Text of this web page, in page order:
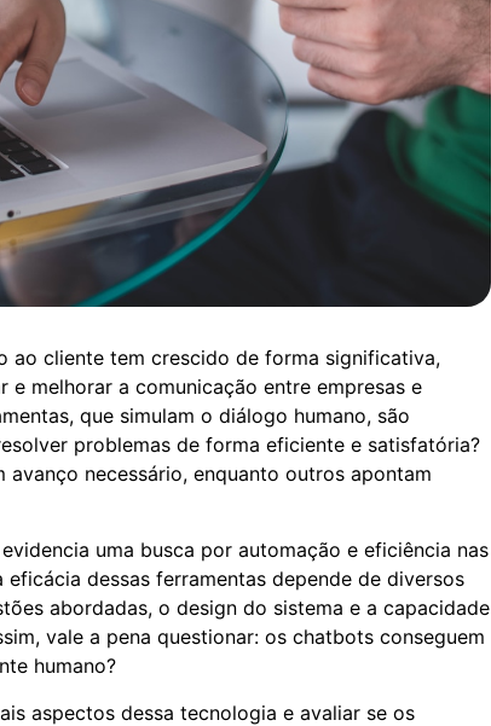
ao cliente tem crescido de forma significativa,
melhorar a comunicação entre empresas e
que simulam o diálogo humano, são
problemas de forma eficiente e satisfatória?
necessário, enquanto outros apontam
uma busca por automação e eficiência nas
dessas ferramentas depende de diversos
abordadas, o design do sistema e a capacidade
vale a pena questionar: os chatbots conseguem
humano?
aspectos dessa tecnologia e avaliar se os